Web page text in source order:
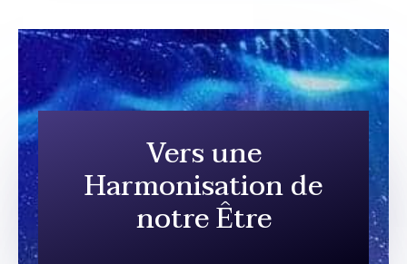
Vers une
Harmonisation de
notre Être